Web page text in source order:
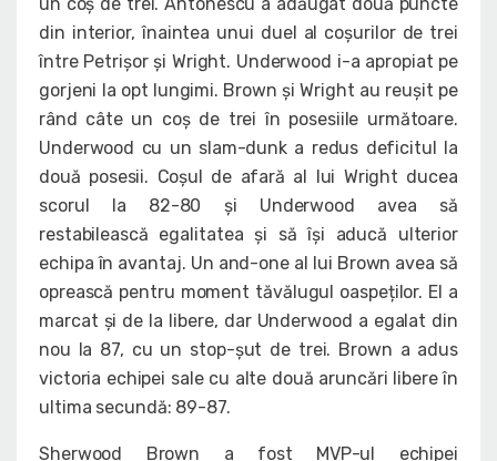
din interior, înaintea unui duel al coșurilor de trei
între Petrișor și Wright. Underwood i-a apropiat pe
gorjeni la opt lungimi. Brown și Wright au reușit pe
rând câte un coș de trei în posesiile următoare.
Underwood cu un slam-dunk a redus deficitul la
două posesii. Coșul de afară al lui Wright ducea
scorul la 82-80 și Underwood avea să
restabilească egalitatea și să își aducă ulterior
echipa în avantaj. Un and-one al lui Brown avea să
oprească pentru moment tăvălugul oaspeților. El a
marcat și de la libere, dar Underwood a egalat din
nou la 87, cu un stop-șut de trei. Brown a adus
victoria echipei sale cu alte două aruncări libere în
ultima secundă: 89-87.
Sherwood Brown a fost MVP-ul echipei